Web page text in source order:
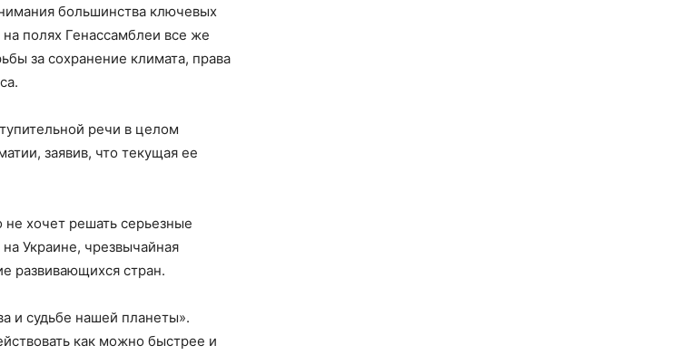
большинства ключевых
полях Генассамблеи все же
за сохранение климата, права
речи в целом
заявив, что текущая ее
хочет решать серьезные
Украине, чрезвычайная
развивающихся стран.
и судьбе нашей планеты».
как можно быстрее и